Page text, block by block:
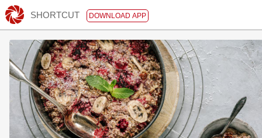
SHORTCUT DOWNLOAD APP